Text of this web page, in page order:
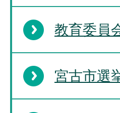
教育委員
宮古市選